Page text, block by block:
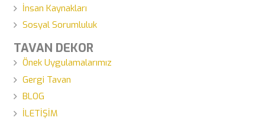
İnsan Kaynakları
Sosyal Sorumluluk
TAVAN DEKOR
Önek Uygulamalarımız
Gergi Tavan
BLOG
İLETİŞİM